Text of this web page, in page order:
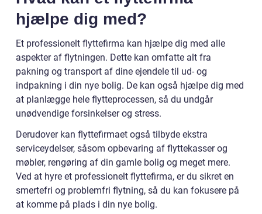
hjælpe dig med?
Et professionelt flyttefirma kan hjælpe dig med alle
aspekter af flytningen. Dette kan omfatte alt fra
pakning og transport af dine ejendele til ud- og
indpakning i din nye bolig. De kan også hjælpe dig med
at planlægge hele flytteprocessen, så du undgår
unødvendige forsinkelser og stress.
Derudover kan flyttefirmaet også tilbyde ekstra
serviceydelser, såsom opbevaring af flyttekasser og
møbler, rengøring af din gamle bolig og meget mere.
Ved at hyre et professionelt flyttefirma, er du sikret en
smertefri og problemfri flytning, så du kan fokusere på
at komme på plads i din nye bolig.